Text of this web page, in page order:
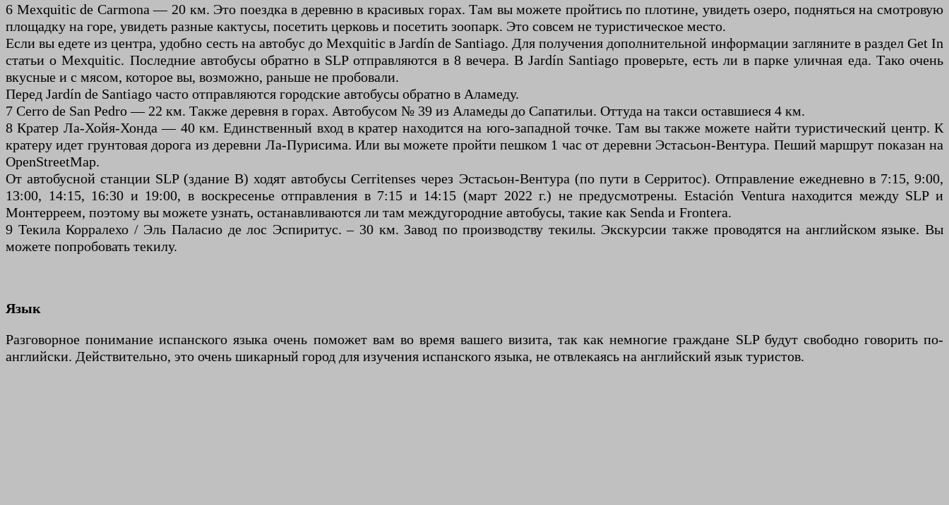
6 Mexquitic de Carmona — 20 км. Это поездка в деревню в красивых горах. Там вы можете пройтись по плотине, увидеть озеро, подняться на смотровую
площадку на горе, увидеть разные кактусы, посетить церковь и посетить зоопарк. Это совсем не туристическое место.
Если вы едете из центра, удобно сесть на автобус до Mexquitic в Jardín de Santiago. Для получения дополнительной информации загляните в раздел Get In
статьи о Mexquitic. Последние автобусы обратно в SLP отправляются в 8 вечера. В Jardín Santiago проверьте, есть ли в парке уличная еда. Тако очень
вкусные и с мясом, которое вы, возможно, раньше не пробовали.
Перед Jardín de Santiago часто отправляются городские автобусы обратно в Аламеду.
7 Cerro de San Pedro — 22 км. Также деревня в горах. Автобусом № 39 из Аламеды до Сапатильи. Оттуда на такси оставшиеся 4 км.
8 Кратер Ла-Хойя-Хонда — 40 км. Единственный вход в кратер находится на юго-западной точке. Там вы также можете найти туристический центр. К
кратеру идет грунтовая дорога из деревни Ла-Пурисима. Или вы можете пройти пешком 1 час от деревни Эстасьон-Вентура. Пеший маршрут показан на
OpenStreetMap.
От автобусной станции SLP (здание B) ходят автобусы Cerritenses через Эстасьон-Вентура (по пути в Серритос). Отправление ежедневно в 7:15, 9:00,
13:00, 14:15, 16:30 и 19:00, в воскресенье отправления в 7:15 и 14:15 (март 2022 г.) не предусмотрены. Estación Ventura находится между SLP и
Монтерреем, поэтому вы можете узнать, останавливаются ли там междугородние автобусы, такие как Senda и Frontera.
9 Текила Корралехо / Эль Паласио де лос Эспиритус. – 30 км. Завод по производству текилы. Экскурсии также проводятся на английском языке. Вы
можете попробовать текилу.
Язык
Разговорное понимание испанского языка очень поможет вам во время вашего визита, так как немногие граждане SLP будут свободно говорить по-
английски. Действительно, это очень шикарный город для изучения испанского языка, не отвлекаясь на английский язык туристов.